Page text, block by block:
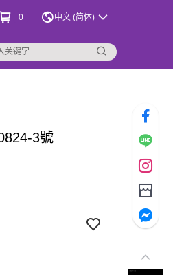
0 中文 (简体)
3號